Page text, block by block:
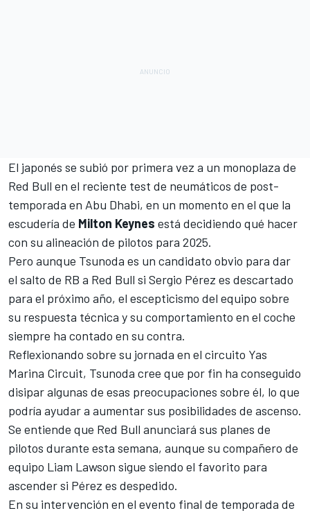
El japonés se subió por primera vez a un monoplaza de
Red Bull en el reciente test de neumáticos de post-
temporada en Abu Dhabi, en un momento en el que la
escudería de Milton Keynes está decidiendo qué hacer
con su alineación de pilotos para 2025.
Pero aunque Tsunoda es un candidato obvio para dar
el salto de RB a Red Bull si Sergio Pérez es descartado
para el próximo año, el escepticismo del equipo sobre
su respuesta técnica y su comportamiento en el coche
siempre ha contado en su contra.
Reflexionando sobre su jornada en el circuito Yas
Marina Circuit, Tsunoda cree que por fin ha conseguido
disipar algunas de esas preocupaciones sobre él, lo que
podría ayudar a aumentar sus posibilidades de ascenso.
Se entiende que Red Bull anunciará sus planes de
pilotos durante esta semana, aunque su compañero de
equipo Liam Lawson sigue siendo el favorito para
ascender si Pérez es despedido.
En su intervención en el evento final de temporada de